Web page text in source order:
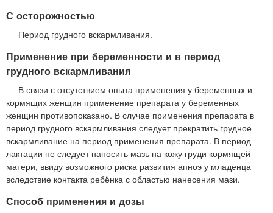
С осторожностью
Период грудного вскармливания.
Применение при беременности и в период
грудного вскармливания
В связи с отсутствием опыта применения у беременных и
кормящих женщин применение препарата у беременных
женщин противопоказано. В случае применения препарата в
период грудного вскармливания следует прекратить грудное
вскармливание на период применения препарата. В период
лактации не следует наносить мазь на кожу груди кормящей
матери, ввиду возможного риска развития апноэ у младенца
вследствие контакта ребёнка с областью нанесения мази.
Способ применения и дозы